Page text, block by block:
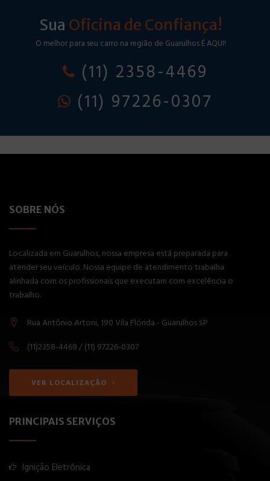
Sua Oficina de Confiança!
O melhor para seu carro na região de Guarulhos É AQUI!
(11) 2358-4469
(11) 97226-0307
SOBRE NÓS
Localizada em Guarulhos, nossa empresa está preparada para
atender seu veículo. Nossa equipe de atendimento trabalha
alinhada com os profissionais que executam com excelência o
trabalho.
Rua Antônio Artoni, 190 Vila Flórida - Guarulhos SP
(11)2358-4469 / (11) 97226-0307
VER LOCALIZAÇÃO
PRINCIPAIS SERVIÇOS
Ignição Eletrônica